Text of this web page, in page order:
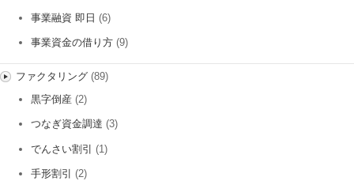
事業融資 即日 (6)
事業資金の借り方 (9)
ファクタリング(89)
黒字倒産 (2)
つなぎ資金調達 (3)
でんさい割引 (1)
手形割引 (2)